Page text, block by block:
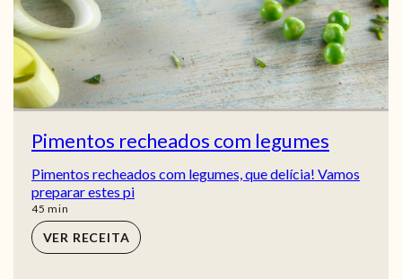
Pimentos recheados com legumes
Pimentos recheados com legumes, que delícia! Vamos
preparar estes pi
45 min
min
VER RECEITA